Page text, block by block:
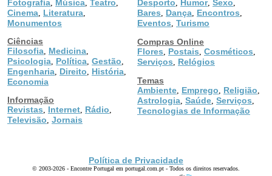
Fotografia Música Teatro
Cinema Literatura
Monumentos
Ciências
Filosofia Medicina
Psicologia Política Gestão
Engenharia Direito História
Economia
Informação
Revistas
Internet Rádio
Televisão Jornais
Desporto Humor, Sexo
Bares Dança Encontros
Eventos Turismo
Compras Online
Flores
Postais Cosméticos
Serviços
Relógios
Temas
Ambiente Emprego Religião
Astrologia Saúde Serviços
Tecnologias de Informação
Política de Privacidade
© 2003-2026 - Encontre Portugal em portugal.com.pt - Todos os direitos reservados.